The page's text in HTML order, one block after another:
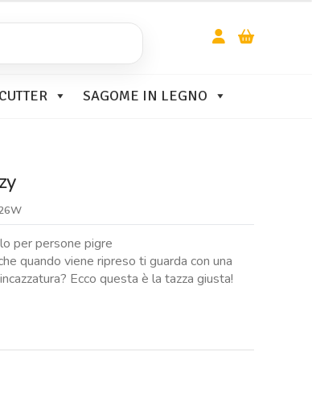
CUTTER SAGOME IN LEGNO
per persone pigre
quando viene ripreso ti guarda con una
Ecco questa è la tazza giusta!